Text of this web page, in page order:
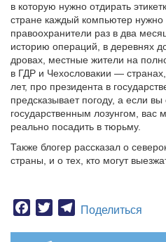
в которую нужно отдирать
стране каждый компьютер нужно
правоохранители раз в два
историю операций, в деревнях
дровах, местные жители на
в ГДР и Чехословакии —
лет, про президента в
предсказывает погоду, а если
государственным лозунгом, вас
реально посадить в тюрьму.
Также блогер рассказал о
страны, и о тех, кто могут
Facebook
TwitterTelegram
Поделиться